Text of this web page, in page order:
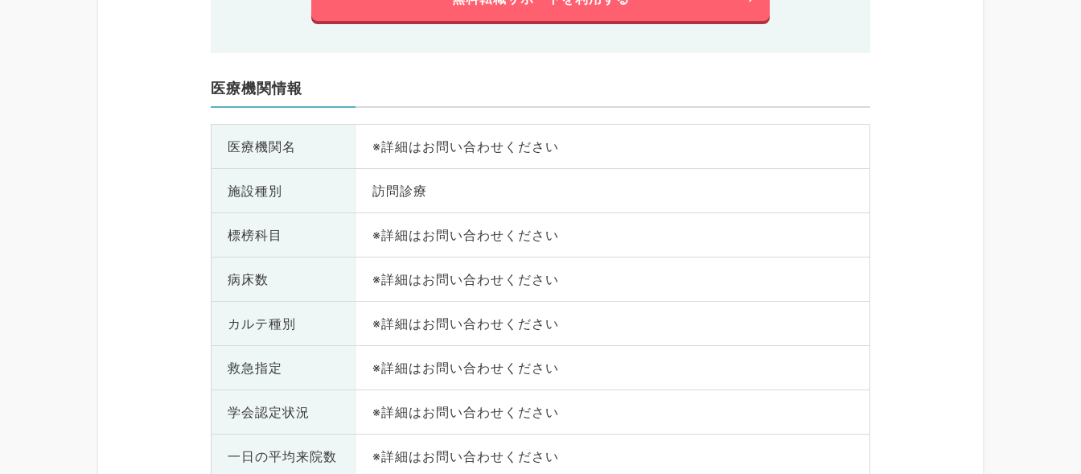
医療機関情報
医療機関名 ※詳細はお問い合わせください
施設種別 訪問診療
標榜科目 ※詳細はお問い合わせください
病床数 ※詳細はお問い合わせください
カルテ種別 ※詳細はお問い合わせください
救急指定 ※詳細はお問い合わせください
学会認定状況 ※詳細はお問い合わせください
一日の平均来院数 ※詳細はお問い合わせください